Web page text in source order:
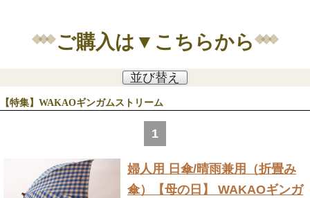
ご購入は▼こちらから
並び替え
【特集】WAKAOギンガムストリーム
1
婦人用 日傘/晴雨兼用（折畳み
傘）
【母の日】 WAKAOギンガ